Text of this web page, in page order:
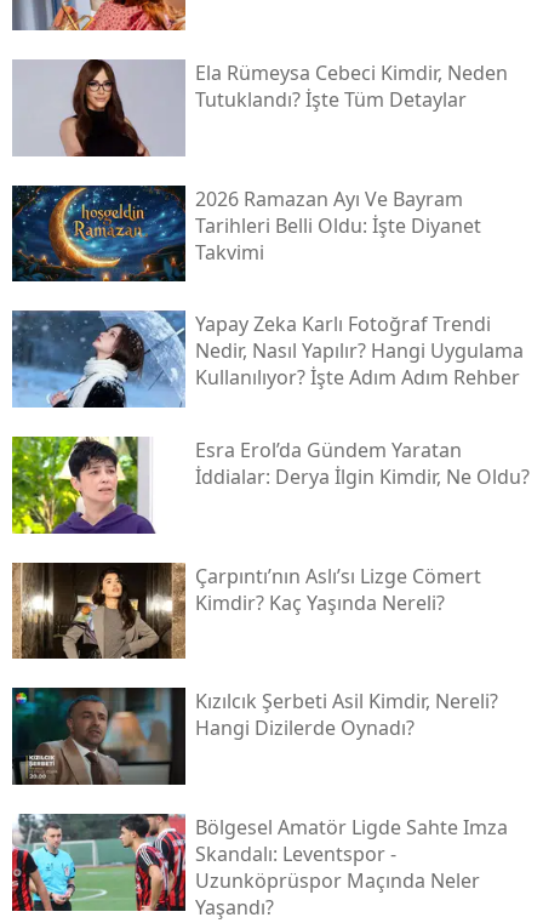
Ela Rümeysa Cebeci Kimdir, Neden
Tutuklandı? İşte Tüm Detaylar
2026 Ramazan Ayı Ve Bayram
Tarihleri Belli Oldu: İşte Diyanet
Takvimi
Yapay Zeka Karlı Fotoğraf Trendi
Nedir, Nasıl Yapılır? Hangi Uygulama
Kullanılıyor? İşte Adım Adım Rehber
Esra Erol’da Gündem Yaratan
İddialar: Derya İlgin Kimdir, Ne Oldu?
Çarpıntı’nın Aslı’sı Lizge Cömert
Kimdir? Kaç Yaşında Nereli?
Kızılcık Şerbeti Asil Kimdir, Nereli?
Hangi Dizilerde Oynadı?
Bölgesel Amatör Ligde Sahte Imza
Skandalı: Leventspor -
Uzunköprüspor Maçında Neler
Yaşandı?